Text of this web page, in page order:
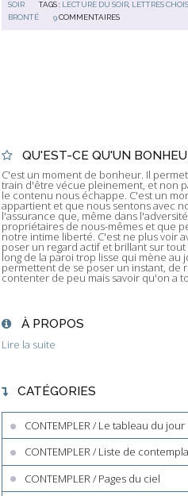
SOIR
TAGS : LECTURE DU SOIR LETTRES
BRONTË
9 COMMENTAIRES
QU'EST-CE QU'UN
C'est un moment de bonheur. Il
train d'être vécue pleinement, et non
le contenu nous échappe. C'est un
appartient et que nous sentons avec
l'assurance que, même dans
propriétaires de nous-mêmes et que
notre intime liberté. C'est ne plus voir
poser un regard actif et brillant sur tout
long de la paroi trop lisse qui mène au
permettent de se poser un instant, de
contenter de peu mais savoir qu'on a
À PROPOS
Lire la suite
CATÉGORIES
CONTEMPLER / Le tableau du jour
CONTEMPLER / Liste de
CONTEMPLER / Pages du ciel